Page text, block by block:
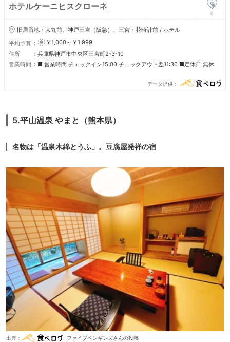
ホテルケーニヒスクローネ
0
旧居留地・大丸前、神戸三宮（阪急）、三宮・花時計前 / ホテル
平均予算
￥1,000～￥1,999
住所
兵庫県神戸市中央区三宮町2-3-10
営業時間
■ 営業時間 チェックイン15:00 チェックアウト翌11:30 ■定休日 無休
データ提供
5.平山温泉 やまと（熊本県）
名物は「温泉木綿とうふ」。豆腐屋発祥の宿
出典： ファイブペンギンズさんの投稿